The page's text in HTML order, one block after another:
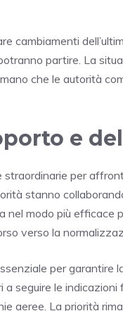
cambiamenti
partire. La
che le autorità
e
straordinarie per
stanno
modo più efficace
verso la
per garantire
seguire le
aeree. La priorità